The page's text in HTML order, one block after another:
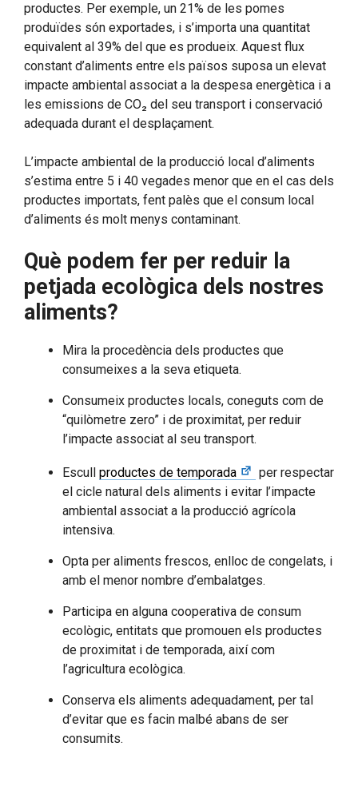
productes. Per exemple, un 21% de les pomes
produïdes són exportades, i s’importa una quantitat
equivalent al 39% del que es produeix. Aquest flux
constant d’aliments entre els països suposa un elevat
impacte ambiental associat a la despesa energètica i a
les emissions de CO₂ del seu transport i conservació
adequada durant el desplaçament.
L’impacte ambiental de la producció local d’aliments
s’estima entre 5 i 40 vegades menor que en el cas dels
productes importats, fent palès que el consum local
d’aliments és molt menys contaminant.
Què podem fer per reduir la
petjada ecològica dels nostres
aliments?
Mira la procedència dels productes que
consumeixes a la seva etiqueta.
Consumeix productes locals, coneguts com de
“quilòmetre zero” i de proximitat, per reduir
l’impacte associat al seu transport.
Escull productes de temporada
per respectar
el cicle natural dels aliments i evitar l’impacte
ambiental associat a la producció agrícola
intensiva.
Opta per aliments frescos, enlloc de congelats, i
amb el menor nombre d’embalatges.
Participa en alguna cooperativa de consum
ecològic, entitats que promouen els productes
de proximitat i de temporada, així com
l’agricultura ecològica.
Conserva els aliments adequadament, per tal
d’evitar que es facin malbé abans de ser
consumits.